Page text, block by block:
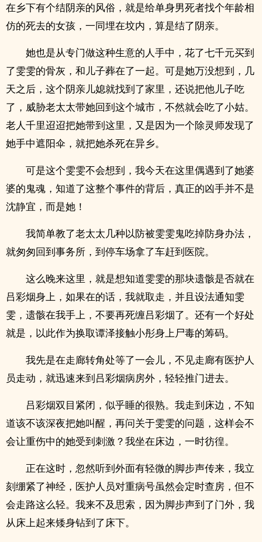
在乡下有个结阴亲的风俗，就是给单身男死者找个年龄相
仿的死去的女孩，一同埋在坟内，算是结了阴亲。
她也是从专门做这种生意的人手中，花了七千元买到
了雯雯的骨灰，和儿子葬在了一起。可是她万没想到，几
天之后，这个阴亲儿媳就找到了家里，还说把他儿子吃
了，威胁老太太带她回到这个城市，不然就会吃了小姑。
老人千里迢迢把她带到这里，又是因为一个除灵师发现了
她手中遮阳伞，就把她杀死在异乡。
可是这个雯雯不会想到，我今天在这里偶遇到了她婆
婆的鬼魂，知道了这整个事件的背后，真正的凶手并不是
沈静宜，而是她！
我简单教了老太太几种以防被雯雯鬼吃掉防身办法，
就匆匆回到事务所，到停车场拿了车赶到医院。
这么晚来这里，就是想知道雯雯的那块遗骸是否就在
吕彩烟身上，如果在的话，我就取走，并且设法通知雯
雯，遗骸在我手上，不要再死缠吕彩烟了。还有一个好处
就是，以此作为换取谭泽接触小彤身上尸毒的筹码。
我先是在走廊转角处等了一会儿，不见走廊有医护人
员走动，就迅速来到吕彩烟病房外，轻轻推门进去。
吕彩烟双目紧闭，似乎睡的很熟。我走到床边，不知
道该不该深夜把她叫醒，再问关于雯雯的问题，这样会不
会让重伤中的她受到刺激？我坐在床边，一时彷徨。
正在这时，忽然听到外面有轻微的脚步声传来，我立
刻绷紧了神经，医护人员对重病号虽然会定时查房，但不
会走路这么轻。我来不及思索，因为脚步声到了门外，我
从床上起来矮身钻到了床下。